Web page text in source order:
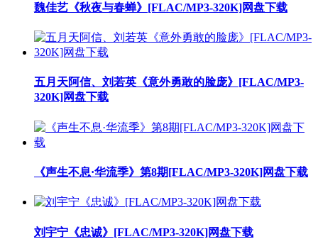
魏佳艺《秋夜与春蝉》[FLAC/MP3-320K]网盘下载
五月天阿信、刘若英《意外勇敢的脸庞》[FLAC/MP3-
320K]网盘下载
《声生不息·华流季》第8期[FLAC/MP3-320K]网盘下载
刘宇宁《忠诚》[FLAC/MP3-320K]网盘下载